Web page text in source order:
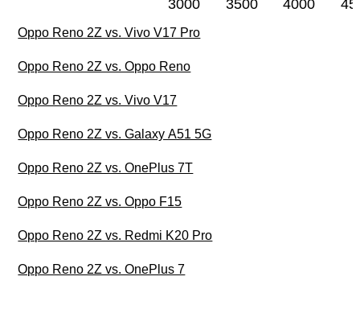
3000 3500 4000
Oppo Reno 2Z vs. Vivo V17 Pro
Oppo Reno 2Z vs. Oppo Reno
Oppo Reno 2Z vs. Vivo V17
Oppo Reno 2Z vs. Galaxy A51 5G
Oppo Reno 2Z vs. OnePlus 7T
Oppo Reno 2Z vs. Oppo F15
Oppo Reno 2Z vs. Redmi K20 Pro
Oppo Reno 2Z vs. OnePlus 7